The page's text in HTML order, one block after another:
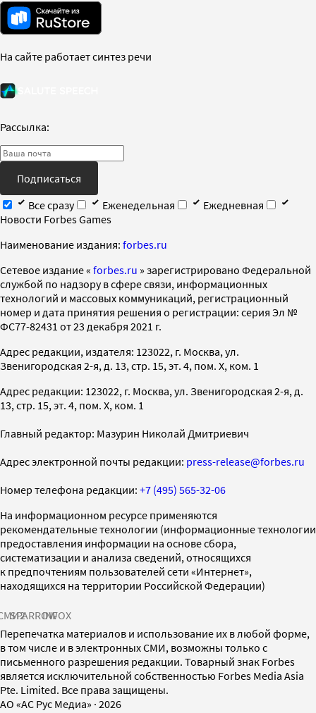
На сайте работает синтез речи
Рассылка:
Подписаться
Все сразу
Еженедельная
Ежедневная
Новости Forbes Games
Наименование издания: forbes.ru
Cетевое издание « forbes.ru » зарегистрировано Федеральной
службой по надзору в сфере связи, информационных
технологий и массовых коммуникаций, регистрационный
номер и дата принятия решения о регистрации: серия Эл №
ФС77-82431 от 23 декабря 2021 г.
Адрес редакции, издателя: 123022, г. Москва, ул.
Звенигородская 2-я, д. 13, стр. 15, эт. 4, пом. X, ком. 1
Адрес редакции: 123022, г. Москва, ул. Звенигородская 2-я, д.
13, стр. 15, эт. 4, пом. X, ком. 1
Главный редактор: Мазурин Николай Дмитриевич
Адрес электронной почты редакции: press-release@forbes.ru
Номер телефона редакции: +7 (495) 565-32-06
На информационном ресурсе применяются
рекомендательные технологии (информационные технологии
предоставления информации на основе сбора,
систематизации и анализа сведений, относящихся
к предпочтениям пользователей сети «Интернет»,
находящихся на территории Российской Федерации)
SPARROWINFOX
Перепечатка материалов и использование их в любой форме,
в том числе и в электронных СМИ, возможны только с
письменного разрешения редакции. Товарный знак Forbes
является исключительной собственностью Forbes Media Asia
Pte. Limited. Все права защищены.
AO «АС Рус Медиа» · 2026